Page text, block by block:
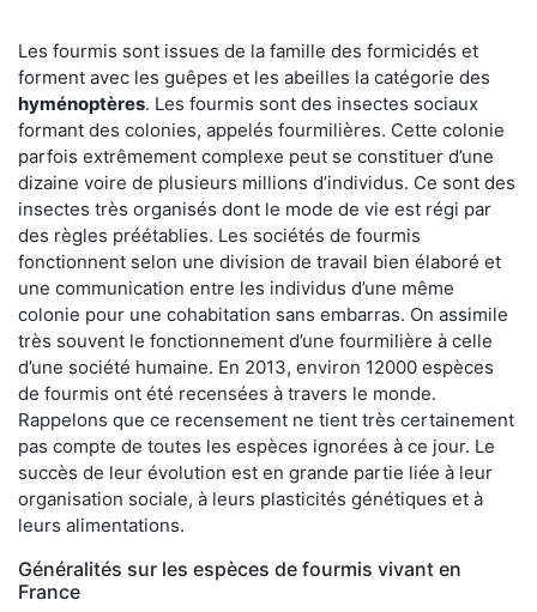
Les fourmis sont issues de la famille des formicidés et
forment avec les guêpes et les abeilles la catégorie des
hyménoptères. Les fourmis sont des insectes sociaux
formant des colonies, appelés fourmilières. Cette colonie
parfois extrêmement complexe peut se constituer d’une
dizaine voire de plusieurs millions d’individus. Ce sont des
insectes très organisés dont le mode de vie est régi par
des règles préétablies. Les sociétés de fourmis
fonctionnent selon une division de travail bien élaboré et
une communication entre les individus d’une même
colonie pour une cohabitation sans embarras. On assimile
très souvent le fonctionnement d’une fourmilière à celle
d’une société humaine. En 2013, environ 12000 espèces
de fourmis ont été recensées à travers le monde.
Rappelons que ce recensement ne tient très certainement
pas compte de toutes les espèces ignorées à ce jour. Le
succès de leur évolution est en grande partie liée à leur
organisation sociale, à leurs plasticités génétiques et à
leurs alimentations.
Généralités sur les espèces de fourmis vivant en
France